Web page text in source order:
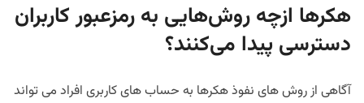
هکرها ازچه روش‌هایی به رمزعبور کاربران
دسترسی پیدا می‌کنند؟
آگاهی از روش های نفوذ هکرها به حساب های کاربری افراد می تواند